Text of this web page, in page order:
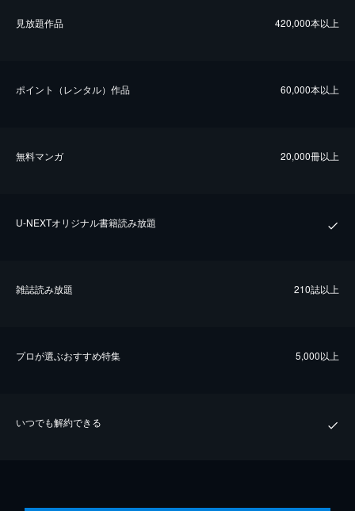
⾒放題作品 420,000本以上
ポイント（レンタル）作品 60,000本以上
無料マンガ 20,000冊以上
U-NEXTオリジナル書籍読み放題
雑誌読み放題 210誌以上
プロが選ぶおすすめ特集 5,000以上
いつでも解約できる